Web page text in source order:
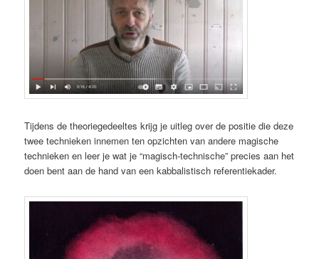
Tijdens de theoriegedeeltes krijg je uitleg over de positie die deze
twee technieken innemen ten opzichten van andere magische
technieken en leer je wat je “magisch-technische” precies aan het
doen bent aan de hand van een kabbalistisch referentiekader.